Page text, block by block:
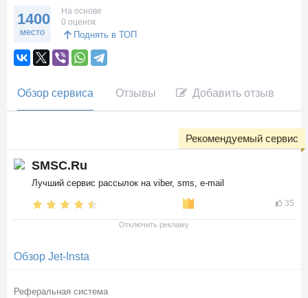
1400
место
На основе
0 оценок
Поднять в ТОП
Обзор сервиса Отзывы Добавить отзыв
SMSC.Ru
Лучший сервис рассылок на viber, sms, e-mail
35
Рекомендуемый сервис
Отключить рекламу
Обзор Jet-Insta
Реферальная система